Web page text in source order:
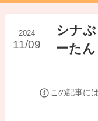
シナ
ーた
2024
11/09
この記事には